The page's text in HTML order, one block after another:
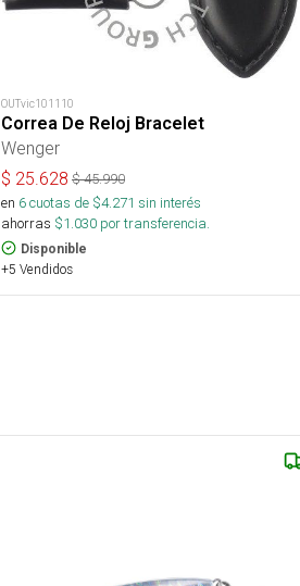
OUTvic101110
Correa De Reloj Bracelet
Wenger
$ 25.628 $45.990
en 6cuotas de $4.271 sin interés
ahorras $1.030 por transferencia.
Disponible
+5 Vendidos